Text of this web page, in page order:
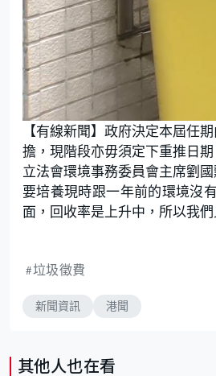
n
m
u
t
e
【有線新聞】政府決定本屆任
擔，現階段亦毋須定下重推日期
立法會環境事務委員會主席劉
要培養現時跟一年前的環境沒
面，回收率是上升中，所以我
垃圾徵費
新聞資訊 港聞
其他人也在看